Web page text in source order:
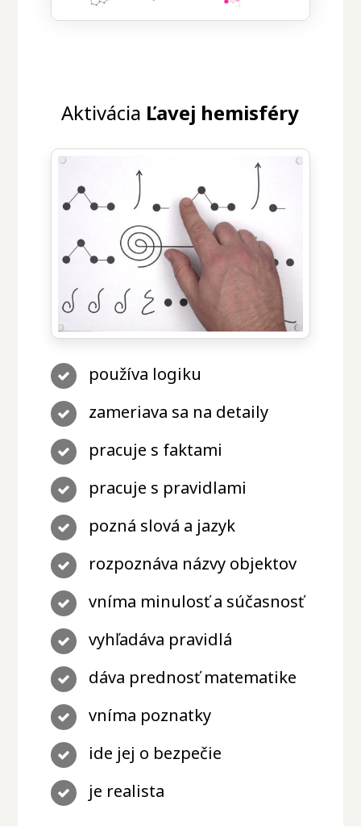
Aktivácia Ľavej hemisféry
používa logiku
zameriava sa na detaily
pracuje s faktami
pracuje s pravidlami
pozná slová a jazyk
rozpoznáva názvy objektov
vníma minulosť a súčasnosť
vyhľadáva pravidlá
dáva prednosť matematike
vníma poznatky
ide jej o bezpečie
je realista